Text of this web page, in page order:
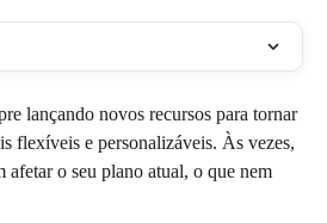
lançando novos recursos para tornar
flexíveis e personalizáveis. Às vezes,
afetar o seu plano atual, o que nem